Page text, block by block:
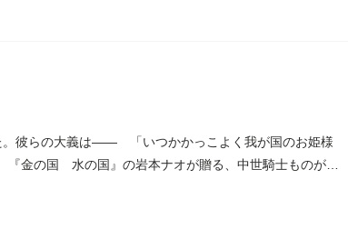
。彼らの大義は―― 「いつかかっこよく我が国のお姫様
金の国 水の国』の岩本ナオが贈る、中世騎士ものがた